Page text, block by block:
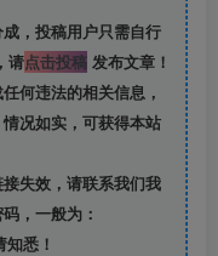
，投稿用户只需自行
请点击投稿发布文章！
何违法的相关信息，
况如实，可获得本站
失效，请联系我们我
，一般为：
知悉！